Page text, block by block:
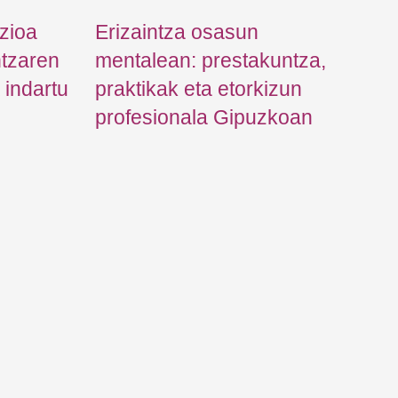
Erizaintza osasun
mentalean: prestakuntza,
praktikak eta etorkizun
profesionala Gipuzkoan